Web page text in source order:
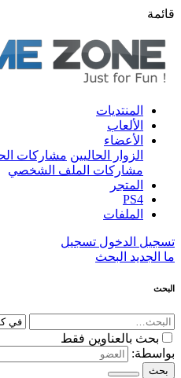
قائمة
المنتديات
الألعاب
الأعضاء
الزوار الحاليين مشاركات
مشاركات الملف الشخصي
المتجر
PS4
الملفات
تسجيل الدخول تسجيل
ما الجديد البحث
البحث
بحث بالعناوين فقط
بواسطة:
بحث